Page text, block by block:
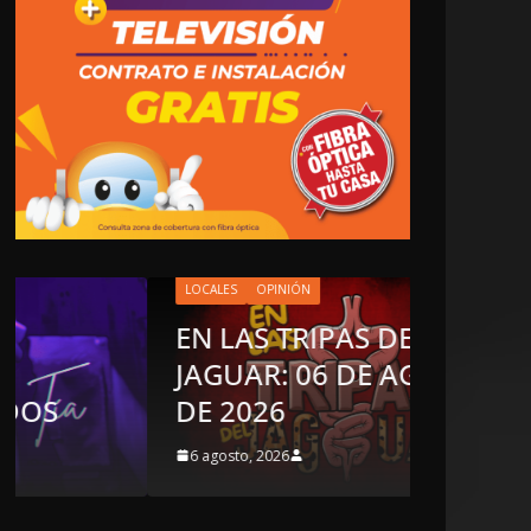
LOCALES OPINIÓN
EN LAS TRIPAS DEL
JAGUAR: 06 DE AGOSTO
DE 2026
6 agosto, 2026